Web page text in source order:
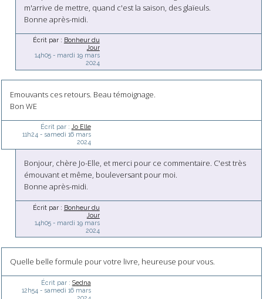
m'arrive de mettre, quand c'est la saison, des glaïeuls.
Bonne après-midi.
Écrit par : Bonheur du
Jour
14h05- mardi 19 mars
2024
Emouvants ces retours. Beau témoignage.
Bon WE
Écrit par : Jo Elle
11h24- samedi 16 mars
2024
Bonjour, chère Jo-Elle, et merci pour ce commentaire. C'est très
émouvant et même, bouleversant pour moi.
Bonne après-midi.
Écrit par : Bonheur du
Jour
14h05- mardi 19 mars
2024
Quelle belle formule pour votre livre, heureuse pour vous.
Écrit par : Sedna
12h54 - samedi 16 mars